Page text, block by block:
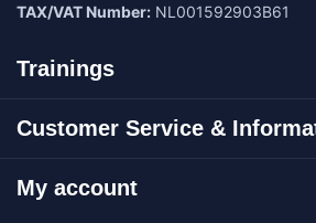
TAX/VAT Number: NL001592903B61
Trainings
Customer Service &
My account